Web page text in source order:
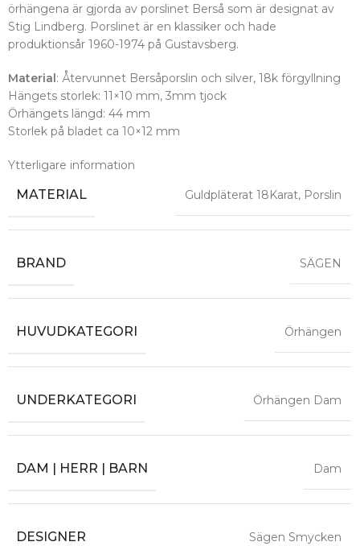
örhängena är gjorda av porslinet Berså som är designat av
Stig Lindberg. Porslinet är en klassiker och hade
produktionsår 1960-1974 på Gustavsberg.
Material : Återvunnet Bersåporslin och silver, 18k förgyllning
Hängets storlek: 11×10 mm, 3mm tjock
Örhängets längd: 44 mm
Storlek på bladet ca 10×12 mm
Ytterligare information
MATERIAL Guldpläterat 18Karat, Porslin
BRAND SÄGEN
HUVUDKATEGORI Örhängen
UNDERKATEGORI Örhängen Dam
DAM | HERR | BARN Dam
DESIGNER Sägen Smycken